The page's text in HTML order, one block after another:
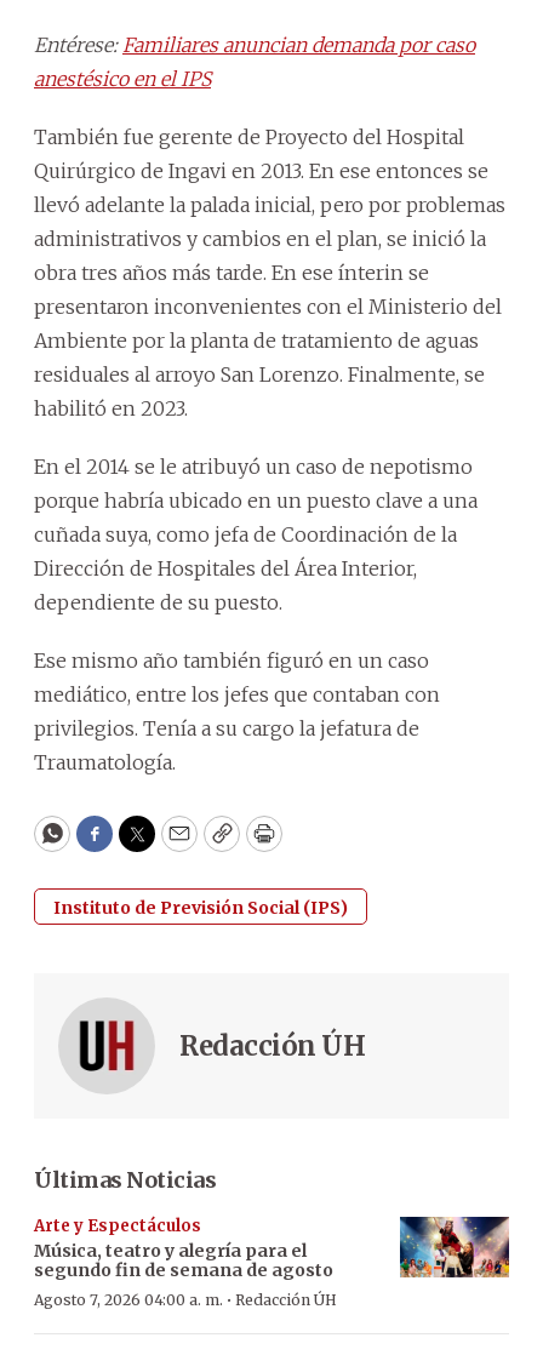
Entérese: Familiares anuncian demanda por caso
anestésico en el IPS
También fue gerente de Proyecto del Hospital
Quirúrgico de Ingavi en 2013. En ese entonces se
llevó adelante la palada inicial, pero por problemas
administrativos y cambios en el plan, se inició la
obra tres años más tarde. En ese ínterin se
presentaron inconvenientes con el Ministerio del
Ambiente por la planta de tratamiento de aguas
residuales al arroyo San Lorenzo. Finalmente, se
habilitó en 2023.
En el 2014 se le atribuyó un caso de nepotismo
porque habría ubicado en un puesto clave a una
cuñada suya, como jefa de Coordinación de la
Dirección de Hospitales del Área Interior,
dependiente de su puesto.
Ese mismo año también figuró en un caso
mediático, entre los jefes que contaban con
privilegios. Tenía a su cargo la jefatura de
Traumatología.
WhatsApp
Facebook
Twitter
EmailCopyPrint
Instituto de Previsión Social (IPS)
Redacción ÚH
Últimas Noticias
Arte y Espectáculos
Música, teatro y alegría para el
segundo fin de semana de agosto
Agosto 7, 2026 04:00 a. m. · Redacción ÚH